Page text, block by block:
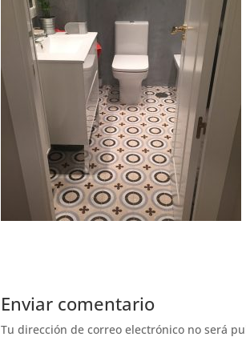
Enviar comentario
Tu dirección de correo electrónico no será